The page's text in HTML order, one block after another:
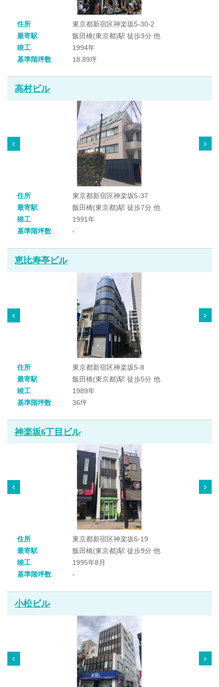
住所
東京都新宿区神楽坂5-30-2
最寄駅
飯田橋(東京都)駅 徒歩3分 他
竣工
1994年
基準階坪数
18.89坪
高村ビル
住所
東京都新宿区神楽坂5-37
最寄駅
飯田橋(東京都)駅 徒歩7分 他
竣工
1991年
基準階坪数
-
恵比寿亭ビル
住所
東京都新宿区神楽坂5-8
最寄駅
飯田橋(東京都)駅 徒歩5分 他
竣工
1989年
基準階坪数
36坪
神楽坂6丁目ビル
住所
東京都新宿区神楽坂6-19
最寄駅
飯田橋(東京都)駅 徒歩9分 他
竣工
1995年8月
基準階坪数
-
小松ビル